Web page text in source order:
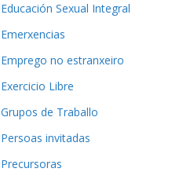
Educación Sexual Integral
Emerxencias
Emprego no estranxeiro
Exercicio Libre
Grupos de Traballo
Persoas invitadas
Precursoras